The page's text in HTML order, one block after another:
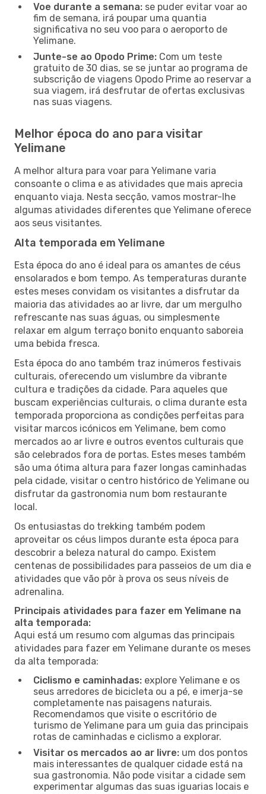
Voe durante a semana: se puder evitar voar ao
fim de semana, irá poupar uma quantia
significativa no seu voo para o aeroporto de
Yelimane.
Junte-se ao Opodo Prime: Com um teste
gratuito de 30 dias, se se juntar ao programa de
subscrição de viagens Opodo Prime ao reservar a
sua viagem, irá desfrutar de ofertas exclusivas
nas suas viagens.
Melhor época do ano para visitar
Yelimane
A melhor altura para voar para Yelimane varia
consoante o clima e as atividades que mais aprecia
enquanto viaja. Nesta secção, vamos mostrar-lhe
algumas atividades diferentes que Yelimane oferece
aos seus visitantes.
Alta temporada em Yelimane
Esta época do ano é ideal para os amantes de céus
ensolarados e bom tempo. As temperaturas durante
estes meses convidam os visitantes a disfrutar da
maioria das atividades ao ar livre, dar um mergulho
refrescante nas suas águas, ou simplesmente
relaxar em algum terraço bonito enquanto saboreia
uma bebida fresca.
Esta época do ano também traz inúmeros festivais
culturais, oferecendo um vislumbre da vibrante
cultura e tradições da cidade. Para aqueles que
buscam experiências culturais, o clima durante esta
temporada proporciona as condições perfeitas para
visitar marcos icónicos em Yelimane, bem como
mercados ao ar livre e outros eventos culturais que
são celebrados fora de portas. Estes meses também
são uma ótima altura para fazer longas caminhadas
pela cidade, visitar o centro histórico de Yelimane ou
disfrutar da gastronomia num bom restaurante
local.
Os entusiastas do trekking também podem
aproveitar os céus limpos durante esta época para
descobrir a beleza natural do campo. Existem
centenas de possibilidades para passeios de um dia e
atividades que vão pôr à prova os seus níveis de
adrenalina.
Principais atividades para fazer em Yelimane na
alta temporada:
Aqui está um resumo com algumas das principais
atividades para fazer em Yelimane durante os meses
da alta temporada:
Ciclismo e caminhadas: explore Yelimane e os
seus arredores de bicicleta ou a pé, e imerja-se
completamente nas paisagens naturais.
Recomendamos que visite o escritório de
turismo de Yelimane para um guia das principais
rotas de caminhadas e ciclismo a explorar.
Visitar os mercados ao ar livre: um dos pontos
mais interessantes de qualquer cidade está na
sua gastronomia. Não pode visitar a cidade sem
experimentar algumas das suas iguarias locais e